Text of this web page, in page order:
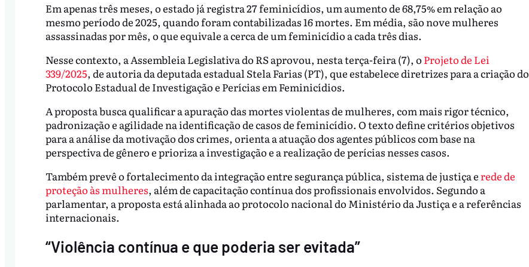
Em apenas três meses, o estado já registra 27 feminicídios, um aumento de 68,75% em relação ao
mesmo período de 2025, quando foram contabilizadas 16 mortes. Em média, são nove mulheres
assassinadas por mês, o que equivale a cerca de um feminicídio a cada três dias.
Nesse contexto, a Assembleia Legislativa do RS aprovou, nesta terça-feira (7), o Projeto de Lei
339/2025, de autoria da deputada estadual Stela Farias (PT), que estabelece diretrizes para a criação do
Protocolo Estadual de Investigação e Perícias em Feminicídios.
A proposta busca qualificar a apuração das mortes violentas de mulheres, com mais rigor técnico,
padronização e agilidade na identificação de casos de feminicídio. O texto define critérios objetivos
para a análise da motivação dos crimes, orienta a atuação dos agentes públicos com base na
perspectiva de gênero e prioriza a investigação e a realização de perícias nesses casos.
Também prevê o fortalecimento da integração entre segurança pública, sistema de justiça e rede de
proteção às mulheres, além de capacitação contínua dos profissionais envolvidos. Segundo a
parlamentar, a proposta está alinhada ao protocolo nacional do Ministério da Justiça e a referências
internacionais.
“Violência contínua e que poderia ser evitada”